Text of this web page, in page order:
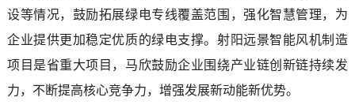
设等情况，鼓励拓展绿电专线覆盖范围，强化智慧管理，为
企业提供更加稳定优质的绿电支撑。射阳远景智能风机制造
项目是省重大项目，马欣鼓励企业围绕产业链创新链持续发
力，不断提高核心竞争力，增强发展新动能新优势。